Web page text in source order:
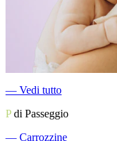
― Vedi tutto
Pdi Passeggio
― Carrozzine